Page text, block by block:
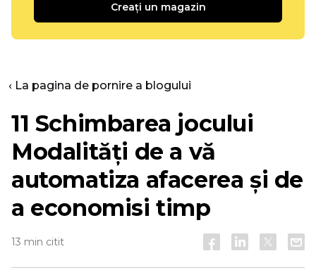
Creați un magazin
‹ La pagina de pornire a blogului
11 Schimbarea jocului
Modalități de a vă
automatiza afacerea și de
a economisi timp
13 min citit